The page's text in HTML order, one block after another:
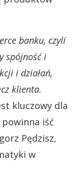
banku, czyli
spójność i
i działań,
klienta.
kluczowy dla
iść
Pędzisz,
w